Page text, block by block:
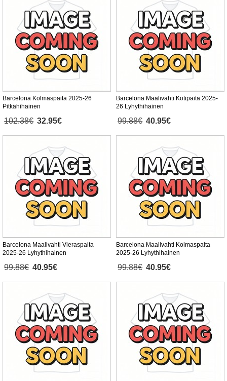
Barcelona Kolmaspaita 2025-26
Pitkähihainen
102.38€ 32.95€
Barcelona Maalivahti Kotipaita 2025-
26 Lyhythihainen
99.88€ 40.95€
Barcelona Maalivahti Vieraspaita
2025-26 Lyhythihainen
99.88€ 40.95€
Barcelona Maalivahti Kolmaspaita
2025-26 Lyhythihainen
99.88€ 40.95€